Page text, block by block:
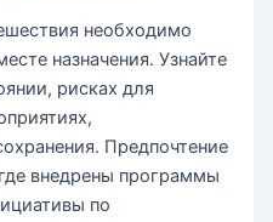
необходимо
назначения. Узнайте
рисках для
Предпочтение
внедрены программы
по